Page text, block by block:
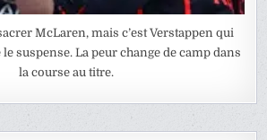
McLaren, mais c’est Verstappen qui
suspense. La peur change de camp dans
la course au titre.